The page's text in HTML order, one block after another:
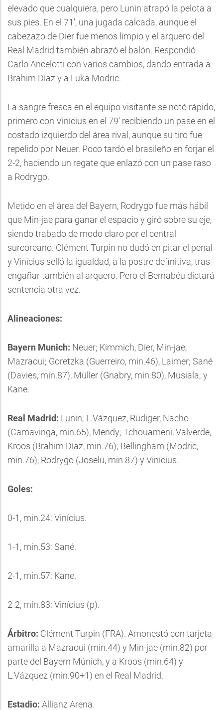
elevado que cualquiera, pero Lunin atrapó la pelota a
sus pies. En el 71', una jugada calcada, aunque el
cabezazo de Dier fue menos limpio y el arquero del
Real Madrid también abrazó el balón. Respondió
Carlo Ancelotti con varios cambios, dando entrada a
Brahim Díaz y a Luka Modric.
La sangre fresca en el equipo visitante se notó rápido,
primero con Vinícius en el 79' recibiendo un pase en el
costado izquierdo del área rival, aunque su tiro fue
repelido por Neuer. Poco tardó el brasileño en forjar el
2-2, haciendo un regate que enlazó con un pase raso
a Rodrygo.
Metido en el área del Bayern, Rodrygo fue más hábil
que Min-jae para ganar el espacio y giró sobre su eje,
siendo trabado de modo claro por el central
surcoreano. Clément Turpin no dudó en pitar el penal
y Vinícius selló la igualdad, a la postre definitiva, tras
engañar también al arquero. Pero el Bernabéu dictará
sentencia otra vez.
Alineaciones:
Bayern Munich: Neuer; Kimmich, Dier, Min-jae,
Mazraoui; Goretzka (Guerreiro, min.46), Laimer; Sané
(Davies, min.87), Müller (Gnabry, min.80), Musiala; y
Kane.
Real Madrid: Lunin; L.Vázquez, Rüdiger, Nacho
(Camavinga, min.65), Mendy; Tchouameni, Valverde,
Kroos (Brahim Díaz, min.76); Bellingham (Modric,
min.76), Rodrygo (Joselu, min.87) y Vinícius.
Goles:
0-1, min.24: Vinícius.
1-1, min.53: Sané.
2-1, min.57: Kane.
2-2, min.83: Vinícius (p).
Árbitro: Clément Turpin (FRA). Amonestó con tarjeta
amarilla a Mazraoui (min.44) y Min-jae (min.82) por
parte del Bayern Múnich, y a Kroos (min.64) y
L.Vázquez (min.90+1) en el Real Madrid.
Estadio: Allianz Arena.